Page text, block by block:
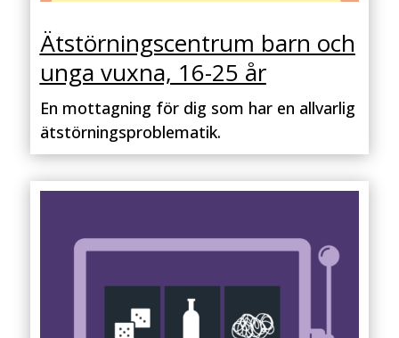
Ätstörningscentrum barn och
unga vuxna, 16-25 år
En mottagning för dig som har en allvarlig
ätstörningsproblematik.